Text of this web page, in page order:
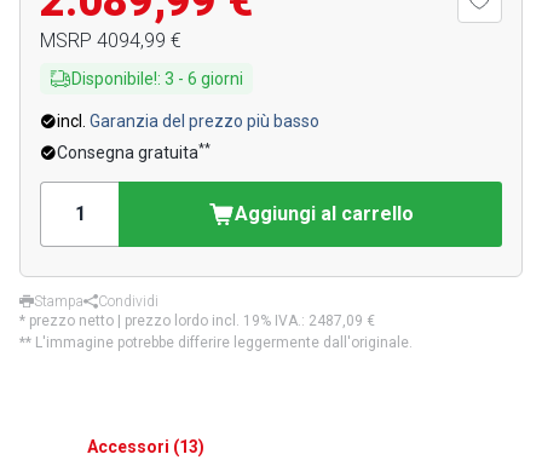
MSRP 4094,99 €
Disponibile!: 3 - 6 giorni
incl. Garanzia del prezzo più basso
Consegna gratuita**
Aggiungi al carrello
Stampa
Condividi
* prezzo netto | prezzo lordo incl. 19% IVA.: 2487,09 €
** L'immagine potrebbe differire leggermente dall'originale.
Accessori (13)